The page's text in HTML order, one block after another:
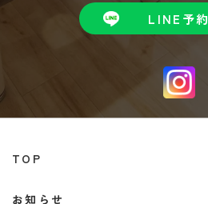
LINE予約
TOP
お知らせ